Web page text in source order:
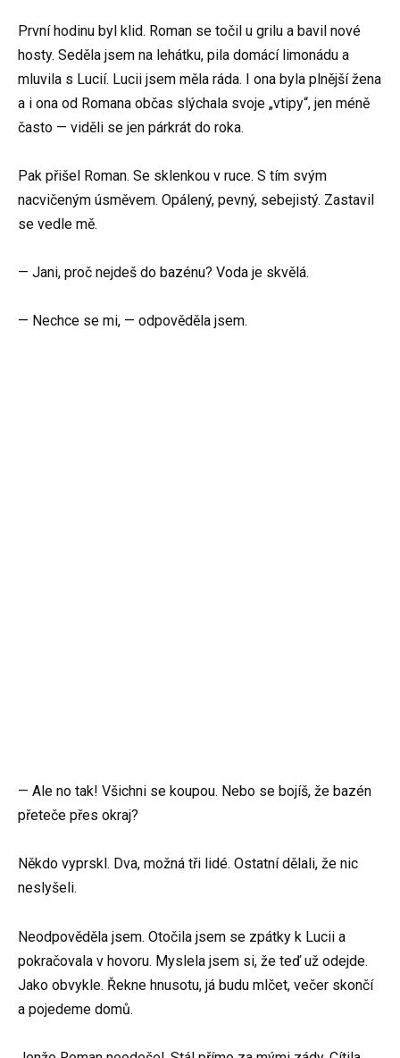
První hodinu byl klid. Roman se točil u grilu a bavil nové
hosty. Seděla jsem na lehátku, pila domácí limonádu a
mluvila s Lucií. Lucii jsem měla ráda. I ona byla plnější žena
a i ona od Romana občas slýchala svoje „vtipy“, jen méně
často — viděli se jen párkrát do roka.
Pak přišel Roman. Se sklenkou v ruce. S tím svým
nacvičeným úsměvem. Opálený, pevný, sebejistý. Zastavil
se vedle mě.
— Jani, proč nejdeš do bazénu? Voda je skvělá.
— Nechce se mi, — odpověděla jsem.
— Ale no tak! Všichni se koupou. Nebo se bojíš, že bazén
přeteče přes okraj?
Někdo vyprskl. Dva, možná tři lidé. Ostatní dělali, že nic
neslyšeli.
Neodpověděla jsem. Otočila jsem se zpátky k Lucii a
pokračovala v hovoru. Myslela jsem si, že teď už odejde.
Jako obvykle. Řekne hnusotu, já budu mlčet, večer skončí
a pojedeme domů.